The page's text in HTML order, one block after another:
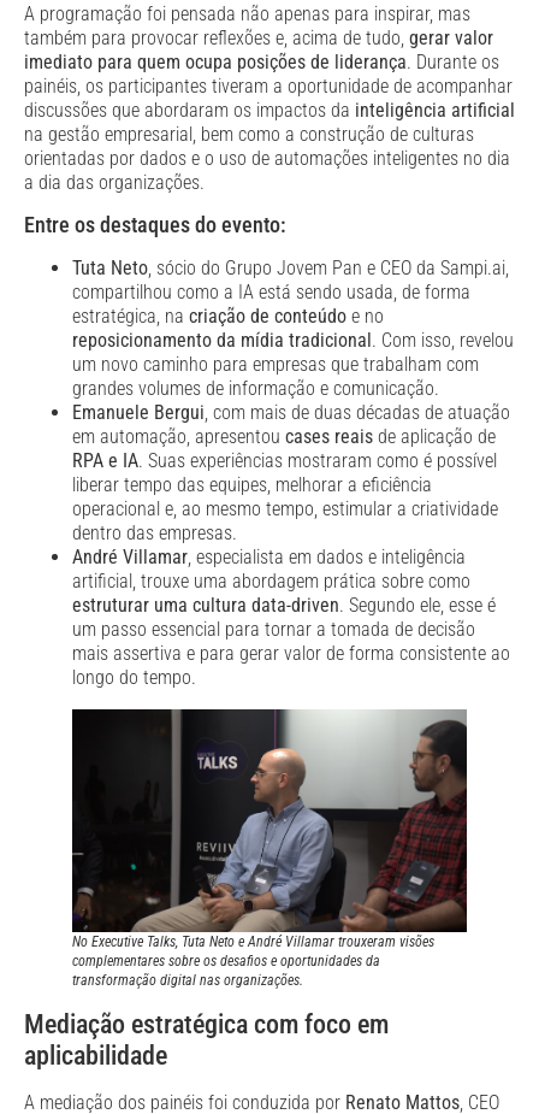
A programação foi pensada não apenas para inspirar, mas
também para provocar reflexões e, acima de tudo, gerar valor
imediato para quem ocupa posições de liderança. Durante os
painéis, os participantes tiveram a oportunidade de acompanhar
discussões que abordaram os impactos da inteligência artificial
na gestão empresarial, bem como a construção de culturas
orientadas por dados e o uso de automações inteligentes no dia
a dia das organizações.
Entre os destaques do evento:
Tuta Neto, sócio do Grupo Jovem Pan e CEO da Sampi.ai,
compartilhou como a IA está sendo usada, de forma
estratégica, na criação de conteúdo e no
reposicionamento da mídia tradicional . Com isso, revelou
um novo caminho para empresas que trabalham com
grandes volumes de informação e comunicação.
Emanuele Bergui, com mais de duas décadas de atuação
em automação, apresentou cases reais de aplicação de
RPA e IA. Suas experiências mostraram como é possível
liberar tempo das equipes, melhorar a eficiência
operacional e, ao mesmo tempo, estimular a criatividade
dentro das empresas.
André Villamar, especialista em dados e inteligência
artificial, trouxe uma abordagem prática sobre como
estruturar uma cultura data-driven. Segundo ele, esse é
um passo essencial para tornar a tomada de decisão
mais assertiva e para gerar valor de forma consistente ao
longo do tempo.
No Executive Talks, Tuta Neto e André Villamar trouxeram visões
complementares sobre os desafios e oportunidades da
transformação digital nas organizações.
Mediação estratégica com foco em
aplicabilidade
A mediação dos painéis foi conduzida por Renato Mattos, CEO